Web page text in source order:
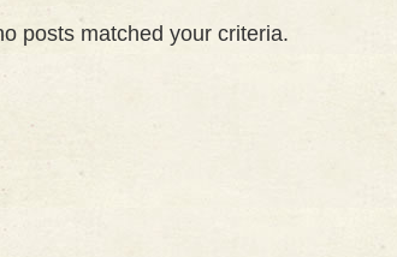
posts matched your criteria.